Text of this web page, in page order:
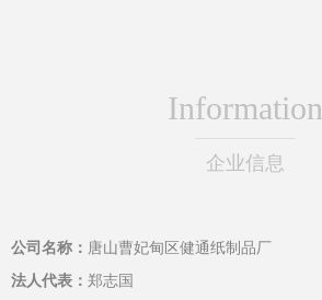
Information
企业信息
公司名称： 唐山曹妃甸区健通纸制品厂
法人代表： 郑志国